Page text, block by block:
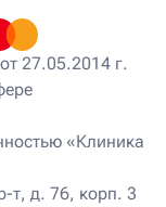
27.05.2014 г.
«Клиника
т, д. 76, корп. 3